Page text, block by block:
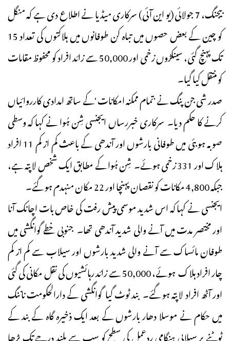
بیجنگ، 7 جولائی (یو این آئی) سرکاری میڈیا نے اطلاع دی ہے کہ منگل
کو چین کے بعض حصوں میں تباہ کن طوفانوں میں ہلاکتوں کی تعداد 15
تک پہنچ گئی، سینکڑوں زخمی اور 50,000 سے زائد افراد کو محفوظ مقامات
کو منتقل کیا گیا۔
صدر شی جن پنگ نے 'تمام ممکنہ امکانات 'کے ساتھ امدادی کارروائیاں
کرنے کا حکم دیا۔ سرکاری خبررساں ایجنسی شِن ہُوا نے کہا کہ وسطی
صوبہ ہوبئی میں طوفانی بارشوں اور آندھی کے باعث کم از کم 11 افراد
ہلاک اور 331 زخمی ہوئے۔ شِن ہُوا کے مطابق ایک شخص لاپتہ ہے،
جبکہ 4,800 مکانات کو نقصان پہنچا اور 22 مکان منہدم ہو گئے۔
ایجنسی نے کہا کہ اس شدید موسمی پیش رفت کی خاص بات اچانک آنا
اور مختصر مدت میں آنے والی شدید آندھی تھا۔ جنوبی خطے گوانگشی میں
طوفان مائساک سے آنے والی شدید بارشوں اور سیلاب سے کم از کم
چار افراد ہلاک ہوئے، 50,000 سے زائد رہائشیوں کی نقل مکانی کی گئی
اور آٹھ افراد لاپتہ ہو گئے۔ بند ٹوٹ گیا گوانگشی کے دارالحکومت ناننگ
میں حکام نے موسلا دھار بارشوں کے بعد ایک ذخیرہ گاہ کے بند کے
ٹوٹنے پر سیلابی ہنگامی ردِعمل کی سطح کو سب سے بلند درجے تک بڑھا